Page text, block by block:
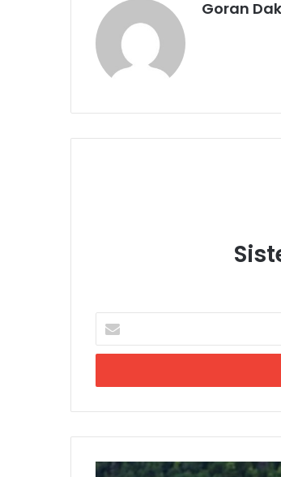
Goran
e
i
E
A